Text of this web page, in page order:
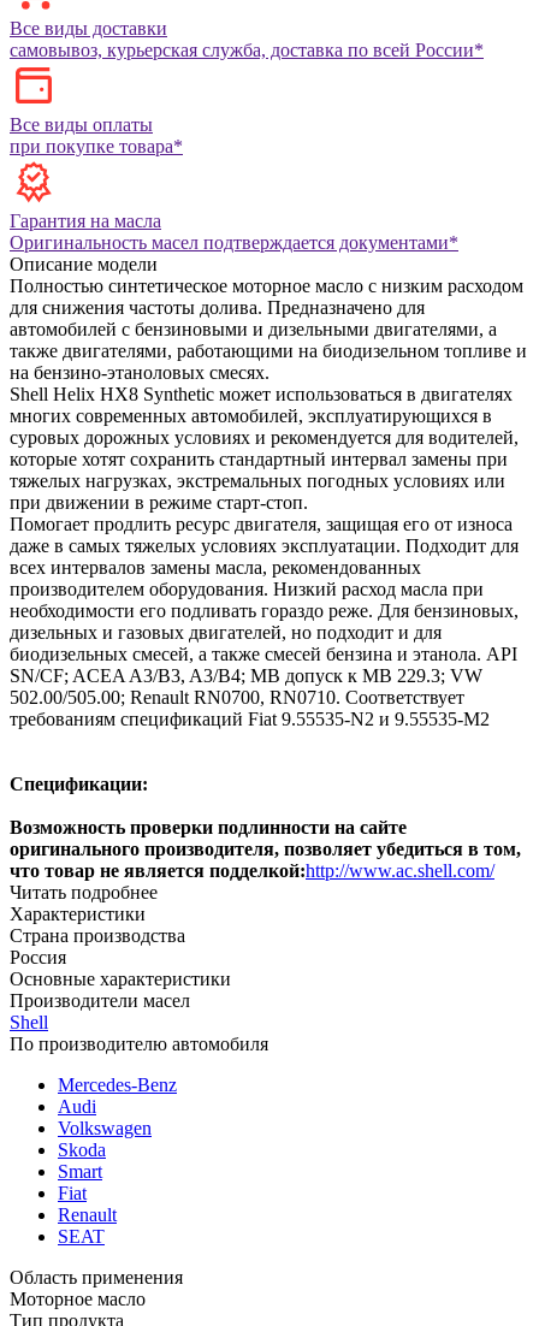
Все виды доставки
самовывоз, курьерская служба, доставка по всей России*
Все виды оплаты
при покупке товара*
Гарантия на масла
Оригинальность масел подтверждается документами*
Описание модели
Полностью синтетическое моторное масло с низким расходом
для снижения частоты долива. Предназначено для
автомобилей с бензиновыми и дизельными двигателями, а
также двигателями, работающими на биодизельном топливе и
на бензино-этаноловых смесях.
Shell Helix HX8 Synthetic может использоваться в двигателях
многих современных автомобилей, эксплуатирующихся в
суровых дорожных условиях и рекомендуется для водителей,
которые хотят сохранить стандартный интервал замены при
тяжелых нагрузках, экстремальных погодных условиях или
при движении в режиме старт-стоп.
Помогает продлить ресурс двигателя, защищая его от износа
даже в самых тяжелых условиях эксплуатации. Подходит для
всех интервалов замены масла, рекомендованных
производителем оборудования. Низкий расход масла при
необходимости его подливать гораздо реже. Для бензиновых,
дизельных и газовых двигателей, но подходит и для
биодизельных смесей, а также смесей бензина и этанола. API
SN/CF; ACEA A3/B3, A3/B4; MB допуск к MB 229.3; VW
502.00/505.00; Renault RN0700, RN0710. Соответствует
требованиям спецификаций Fiat 9.55535-N2 и 9.55535-M2
Спецификации:
Возможность проверки подлинности на сайте
оригинального производителя, позволяет убедиться в том,
что товар не является подделкой:http://www.ac.shell.com/
Читать подробнее
Характеристики
Страна производства
Россия
Основные характеристики
Производители масел
Shell
По производителю автомобиля
Mercedes-Benz
Audi
Volkswagen
Skoda
Smart
Fiat
Renault
SEAT
Область применения
Моторное масло
Тип продукта